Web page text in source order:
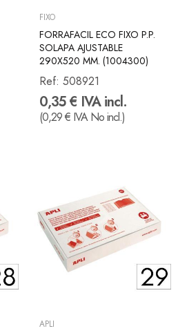
FIXO
FORRAFACIL ECO FIXO P.P.
SOLAPA AJUSTABLE
290X520 MM. (1004300)
Ref: 508921
0,35 € IVA incl.
(0,29 € IVA No incl.)
APLI